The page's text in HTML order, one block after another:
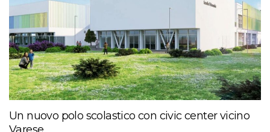
Un nuovo polo scolastico con civic center vicino